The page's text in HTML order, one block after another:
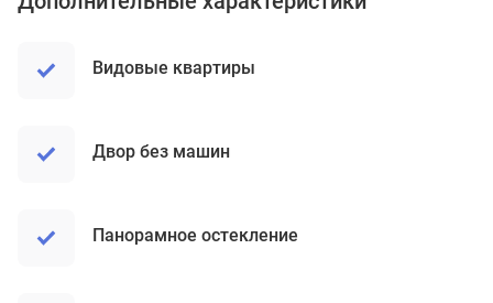
Видовые квартиры
Двор без машин
Панорамное остекление